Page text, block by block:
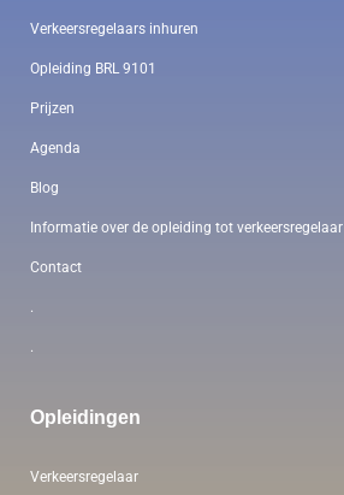
Verkeersregelaars inhuren
Opleiding BRL 9101
Prijzen
Agenda
Blog
Informatie over de opleiding tot verkeersregelaar
Contact
.
.
Opleidingen
Verkeersregelaar